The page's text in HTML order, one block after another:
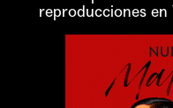
reproducciones en